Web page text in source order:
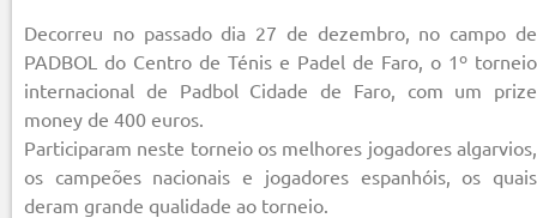
Decorreu no passado dia 27 de dezembro, no campo de
PADBOL do Centro de Ténis e Padel de Faro, o 1º torneio
internacional de Padbol Cidade de Faro, com um prize
money de 400 euros.
Participaram neste torneio os melhores jogadores algarvios,
os campeões nacionais e jogadores espanhóis, os quais
deram grande qualidade ao torneio.